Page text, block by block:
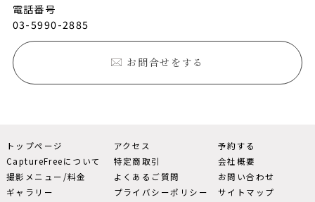
電話番号
03-5990-2885
お問合せをする
トップページ
CaptureFreeについて
撮影メニュー/料金
ギャラリー
アクセス
特定商取引
よくあるご質問
プライバシーポリシー
予約する
会社概要
お問い合わせ
サイトマップ